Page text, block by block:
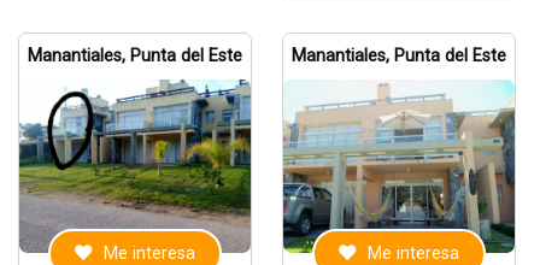
Manantiales, Punta del Este
Me interesa
Manantiales, Punta del Este
Me interesa